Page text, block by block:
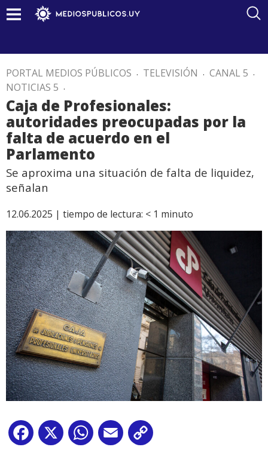
PORTAL MEDIOS PÚBLICOS . TELEVISIÓN . CANAL 5 .
NOTICIAS 5 .
Caja de Profesionales:
autoridades preocupadas por la
falta de acuerdo en el
Parlamento
Se aproxima una situación de falta de liquidez,
señalan
12.06.2025 | tiempo de lectura: < 1 minuto
Facebook
X WhatsApp
Email